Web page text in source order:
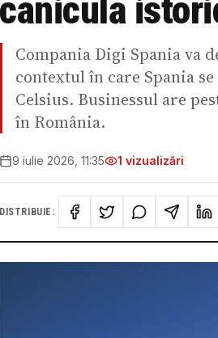
caniculă
Compania Digi Spania va
contextul în care Spania
Celsius. Businessul are
în România.
9 iulie 2026, 11:35 1 vizualizări
DISTRIBUIE: